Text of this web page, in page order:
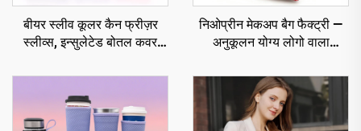
बीयर स्लीव कूलर कैन फ्रीज़र
स्लीव्स, इन्सुलेटेड बोतल कवर
निओप्रीन मेकअप बैग फैक्ट्री —
अनुकूलन योग्य लोगो वाला
जलरोधक टॉयलेट्री ऑर्गनाइज़र
बैग यात्रा के लिए